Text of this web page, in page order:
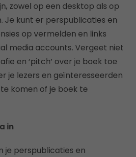
zowel op een desktop als op
Je kunt er perspublicaties en
op vermelden en links
media accounts. Vergeet niet
en ‘pitch’ over je boek toe
je lezers en geïnteresseerden
komen of je boek te
in
je perspublicaties en